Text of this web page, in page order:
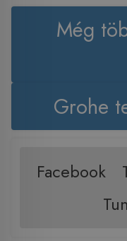
Még
Grohe
Facebook